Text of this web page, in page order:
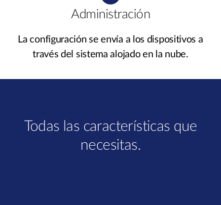
Administración
La configuración se envía a los dispositivos a
través del sistema alojado en la nube.
Todas las características que
necesitas.